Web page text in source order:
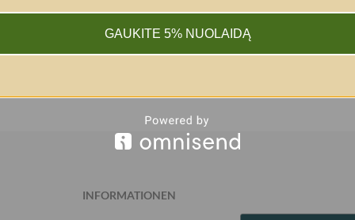
INFORMATIONEN
GAUKITE 5% NUOLAIDĄ